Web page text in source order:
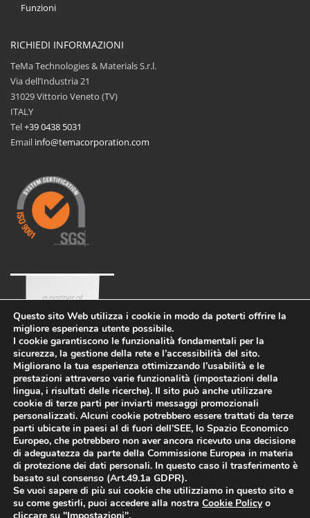
Funzioni
RICHIEDI INFORMAZIONI
TeMa Technologies & Materials S.r.l.
Via dell’Industria 21
31029 Vittorio Veneto (TV)
ITALY
Tel+39 0438 5031
Email info@temacorporation.com
Azienda Eco-sostenibilità Lavora con noi
PRIVACY POLICY-
WHISTLEBLOWING-COOKIES
Informazioni legali
qualità e la sicurezzaP.I.
Questo sito Web utilizza i cookie in modo da poterti offrire la
migliore esperienza utente possibile.
I cookie garantiscono le funzionalità fondamentali per la
sicurezza, la gestione della rete e l’accessibilità del sito.
Migliorano la tua esperienza ottimizzando l’usabilità e le
prestazioni attraverso varie funzionalità (impostazioni della
lingua, i risultati delle ricerche). Il sito può anche utilizzare
cookie di terze parti per inviarti messaggi promozionali
personalizzati. Alcuni cookie potrebbero essere trattati da terze
parti ubicate in paesi al di fuori dell’SEE, lo Spazio Economico
Europeo, che potrebbero non aver ancora ricevuto una decisione
di adeguatezza da parte della Commissione Europea in materia
di protezione dei dati personali. In questo caso il trasferimento è
basato sul consenso (Art.49.1a GDPR).
Se vuoi sapere di più sui cookie che utilizziamo in questo sito e
su come gestirli, puoi accedere alla nostra Cookie Policyo